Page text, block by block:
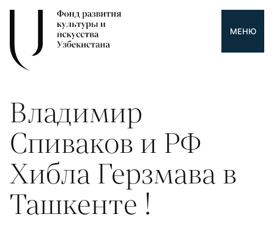
МЕНЮ
Владимир
Спиваков и РФ
Хибла Герзмава в
Ташкенте !